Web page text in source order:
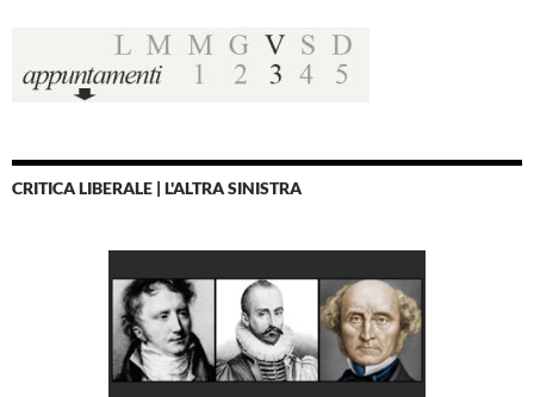
CRITICA LIBERALE | L'ALTRA SINISTRA